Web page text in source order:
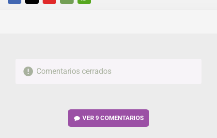
FACEBOOKTWITTERFLIPBOARD
E-
WHATSAPP
Comentarios cerrados
VER9 COMENTARIOS